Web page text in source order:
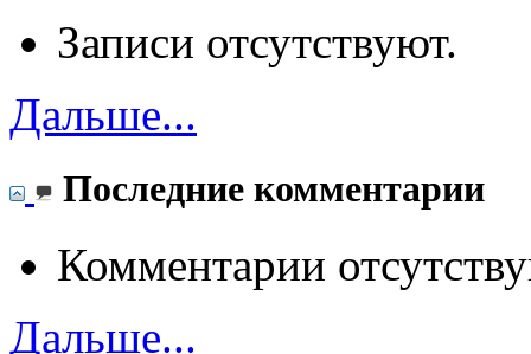
Записи отсутствуют.
Дальше...
Последние комментарии
Комментарии
Дальше...